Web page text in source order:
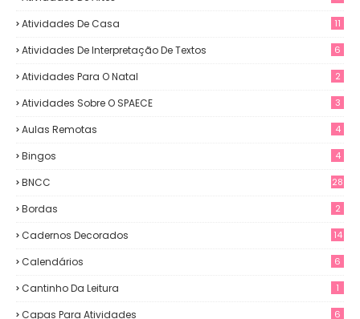
Atividades De Casa 11
Atividades De Interpretação De Textos 6
Atividades Para O Natal 2
Atividades Sobre O SPAECE 3
Aulas Remotas 4
Bingos 4
BNCC 28
Bordas 2
Cadernos Decorados 14
Calendários 6
Cantinho Da Leitura 1
Capas Para Atividades 6